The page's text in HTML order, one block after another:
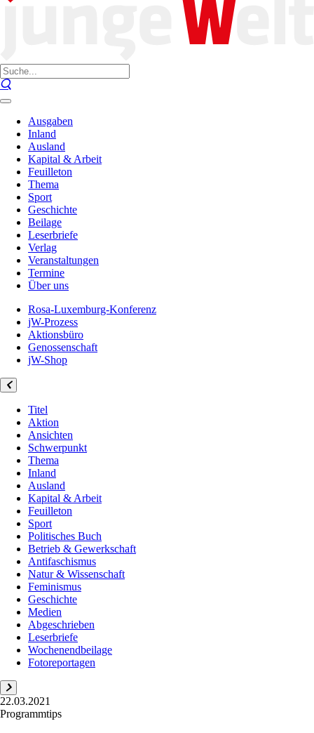
Ausgaben
Inland
Ausland
Kapital & Arbeit
Feuilleton
Thema
Sport
Geschichte
Beilage
Leserbriefe
Verlag
Veranstaltungen
Termine
Über uns
Rosa-Luxemburg-Konferenz
jW-Prozess
Aktionsbüro
Genossenschaft
jW-Shop
Titel
Aktion
Ansichten
Schwerpunkt
Thema
Inland
Ausland
Kapital & Arbeit
Feuilleton
Sport
Politisches Buch
Betrieb & Gewerkschaft
Antifaschismus
Natur & Wissenschaft
Feminismus
Geschichte
Medien
Abgeschrieben
Leserbriefe
Wochenendbeilage
Fotoreportagen
22.03.2021
Programmtips